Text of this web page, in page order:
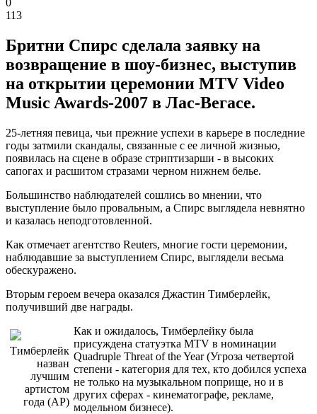
113
Бритни Спирс сделала заявку на
возвращение в шоу-бизнес, выступив
на открытии церемонии MTV Video
Music Awards-2007 в Лас-Вегасе.
25-летняя певица, чьи прежние успехи в карьере в последние
годы затмили скандалы, связанные с ее личной жизнью,
появилась на сцене в образе стриптизарши - в высоких
сапогах и расшитом стразами черном нижнем белье.
Большинство наблюдателей сошлись во мнении, что
выступление было провальным, а Спирс выглядела невнятно
и казалась неподготовленной.
Как отмечает агентство Reuters, многие гости церемонии,
наблюдавшие за выступлением Спирс, выглядели весьма
обескуражено.
Вторым героем вечера оказался Джастин Тимберлейк,
получивший две награды.
Тимберлейк
назван
лучшим
артистом
года (АР)
Как и ожидалось, Тимберлейку была
присуждена статуэтка MTV в номинации
Quadruple Threat of the Year (Угроза четвертой
степени - категория для тех, кто добился успеха
не только на музыкальном поприще, но и в
других сферах - кинематографе, рекламе,
модельном бизнесе).